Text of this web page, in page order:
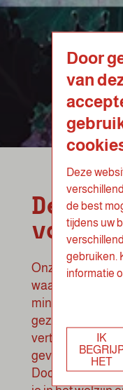
De
van
Onze salade bar
waaronder een
mineralen en
gezonde
verteerbaar, wat
gevoel zonder
Door te kiezen
Door
van
Deze
de best
tijdens uw
gebruiken.
informatie
IK
HET